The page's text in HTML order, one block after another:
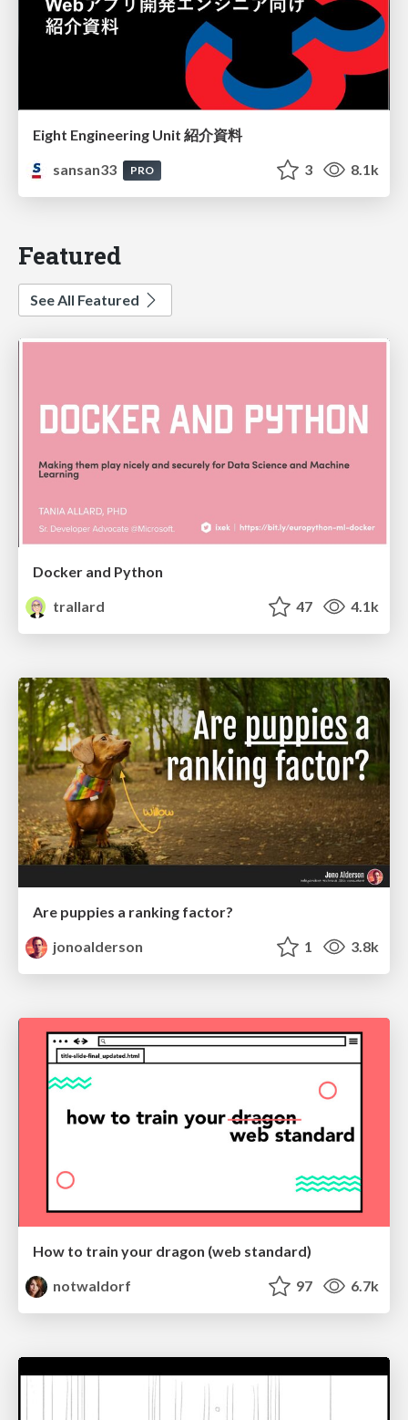
Eight Engineering Unit 紹介資料
sansan33
PRO 3 8.1k
Featured
See All Featured
Docker and Python
trallard
47 4.1k
Are puppies a ranking factor?
jonoalderson
1 3.8k
How to train your dragon (web standard)
notwaldorf
97 6.7k